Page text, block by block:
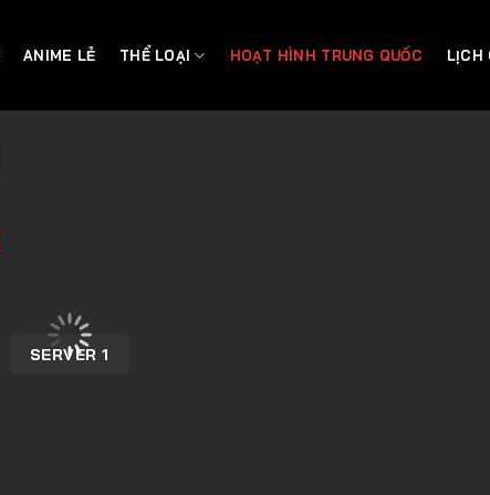
ANIME LẺ THỂ LOẠI HOẠT HÌNH TRUNG QUỐC LỊCH
SERVER 1